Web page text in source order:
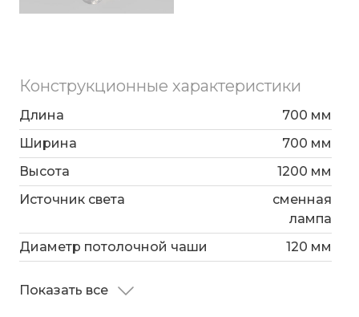
Конструкционные характеристики
Длина
700 мм
Ширина
700 мм
Высота
1200 мм
Источник света
сменная
лампа
Диаметр потолочной чаши
120 мм
Показать все